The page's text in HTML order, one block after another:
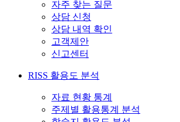
자주 찾는 질문
상담 신청
상담 내역 확인
고객제안
신고센터
RISS 활용도 분석
자료 현황 통계
주제별 활용통계 분석